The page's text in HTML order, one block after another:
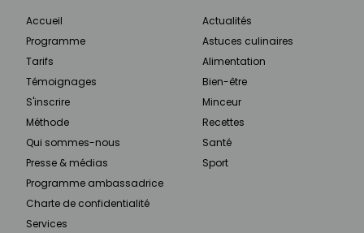
Accueil
Programme
Tarifs
Témoignages
S'inscrire
Méthode
Qui sommes-nous
Presse & médias
Programme ambassadrice
Charte de confidentialité
Services
Actualités
Astuces culinaires
Alimentation
Bien-être
Minceur
Recettes
Santé
Sport